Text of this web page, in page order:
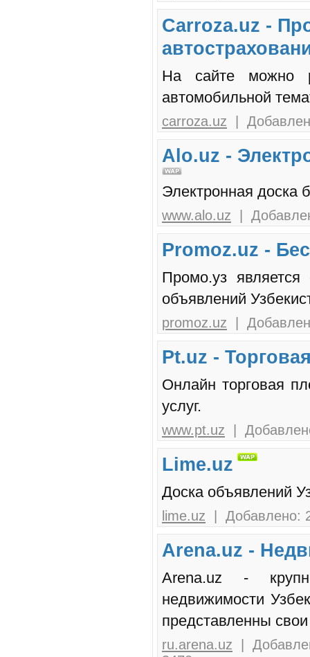
Carroza.uz -
На сайте можно
автомобильной
carroza.uz |
Alo.uz -
Электронная доска
www.alo.uz |
Promoz.uz -
Промо.уз
объявлений
promoz.uz |
Pt.uz -
Онлайн торговая
услуг.
www.pt.uz |
Lime.uz
Доска объявлений
lime.uz | Добавлено:
Arena.uz -
Arena.uz -
недвижимости
представленны
ru.arena.uz |